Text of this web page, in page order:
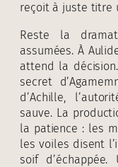
reçoit à juste titre
Reste la
assumées. À
attend la
secret
d’Achille,
sauve. La
la patience : les
les voiles disent
soif